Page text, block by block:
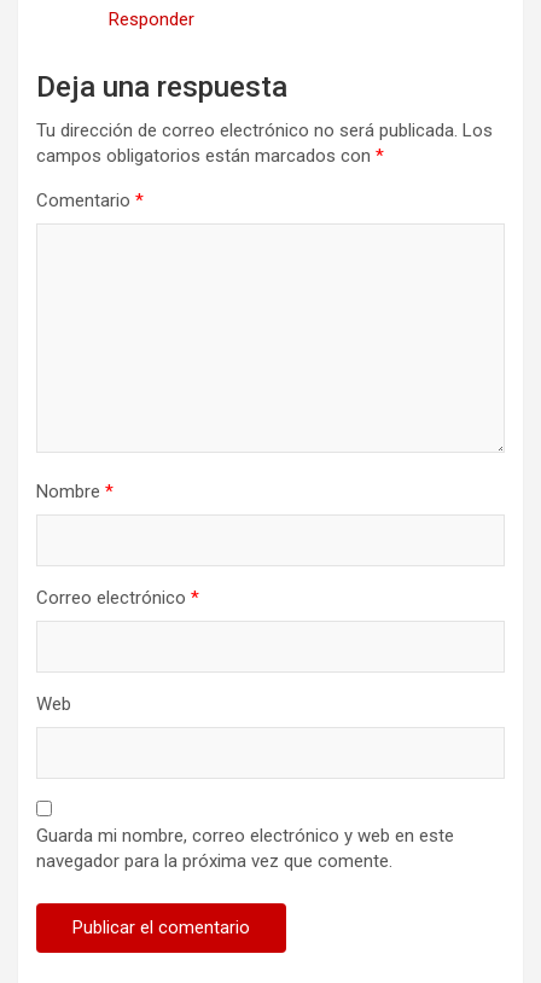
Responder
Deja una respuesta
Tu dirección de correo electrónico no será publicada. Los
campos obligatorios están marcados con *
Comentario *
Nombre *
Correo electrónico *
Web
Guarda mi nombre, correo electrónico y web en este
navegador para la próxima vez que comente.